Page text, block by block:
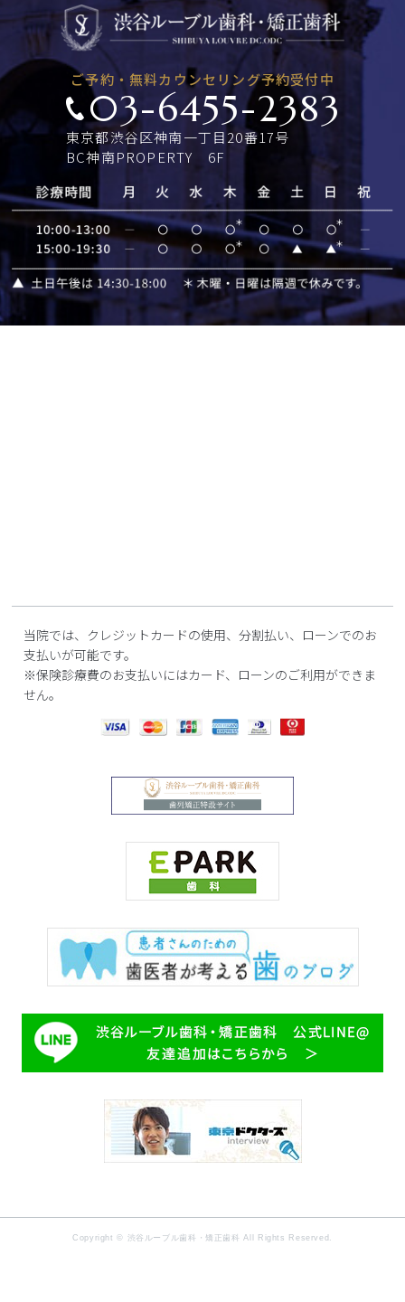
ご予約・無料カウンセリング予約受付中
03-6455-2383
東京都渋谷区神南一丁目20番17号
BC神南PROPERTY 6F
当院では、クレジットカードの使用、分割払い、ローンでのお
支払いが可能です。
※保険診療費のお支払いにはカード、ローンのご利用ができま
せん。
Copyright © 渋谷ルーブル歯科・矯正歯科 All Rights Reserved.